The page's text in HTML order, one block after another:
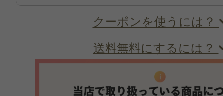
クーポンを使うには？
送料無料にするには？